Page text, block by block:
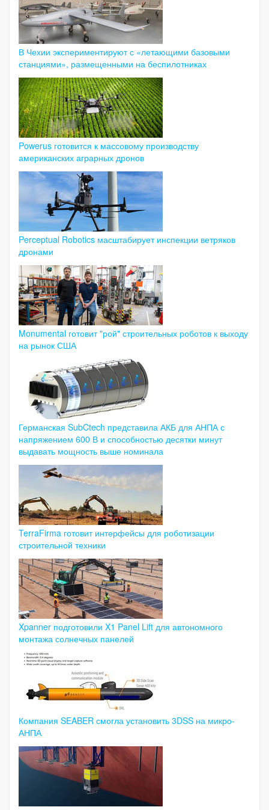
В Чехии экспериментируют с «летающими базовыми
станциями», размещенными на беспилотниках
Powerus готовится к массовому производству
американских аграрных дронов
Perceptual Robotics масштабирует инспекции ветряков
дронами
Monumental готовит "рой" строительных роботов к выходу
на рынок США
Германская SubCtech представила АКБ для АНПА с
напряжением 600 В и способностью десятки минут
выдавать мощность выше номинала
TerraFirma готовит интерфейсы для роботизации
строительной техники
Xpanner подготовили X1 Panel Lift для автономного
монтажа солнечных панелей
Компания SEABER смогла установить 3DSS на микро-
АНПА